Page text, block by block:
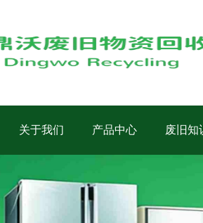
关于我们 产品中心 废旧知